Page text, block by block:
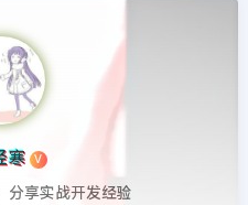
寒 V
分享实战开发经验